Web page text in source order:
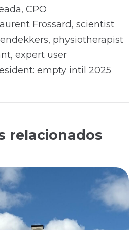
CPO
Frossard, scientist
physiotherapist
expert user
empty intil 2025
relacionados